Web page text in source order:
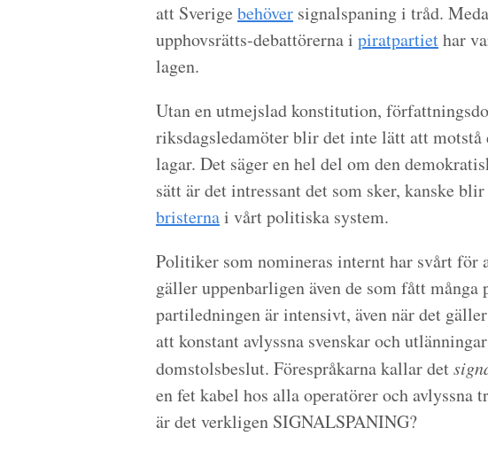
att Sverige behöver signalspaning i tråd.
upphovsrätts-debattörerna i piratpartiethar
lagen.
Utan en utmejslad konstitution,
riksdagsledamöter blir det inte lätt att
lagar. Det säger en hel del om den
sätt är det intressant det som sker, kanske
bristernai vårt politiska system.
Politiker som nomineras internt har svårt för
gäller uppenbarligen även de som fått många
partiledningen är intensivt, även när det
att konstant avlyssna svenskar och
domstolsbeslut. Förespråkarna kallar det
en fet kabel hos alla operatörer och avlyssna
är det verkligen SIGNALSPANING?